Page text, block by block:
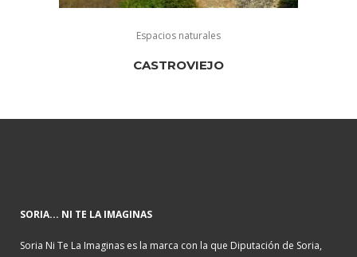
Espacios naturales
CASTROVIEJO
SORIA... NI TE LA IMAGINAS
Soria Ni Te La Imaginas es la marca con la que Diputación de Soria,